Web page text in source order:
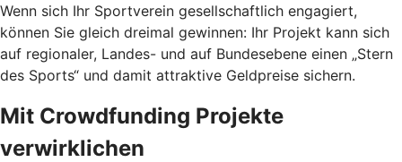
Wenn sich Ihr Sportverein gesellschaftlich engagiert,
können Sie gleich dreimal gewinnen: Ihr Projekt kann sich
auf regionaler, Landes- und auf Bundesebene einen „Stern
des Sports“ und damit attraktive Geldpreise sichern.
Mit Crowdfunding Projekte
verwirklichen